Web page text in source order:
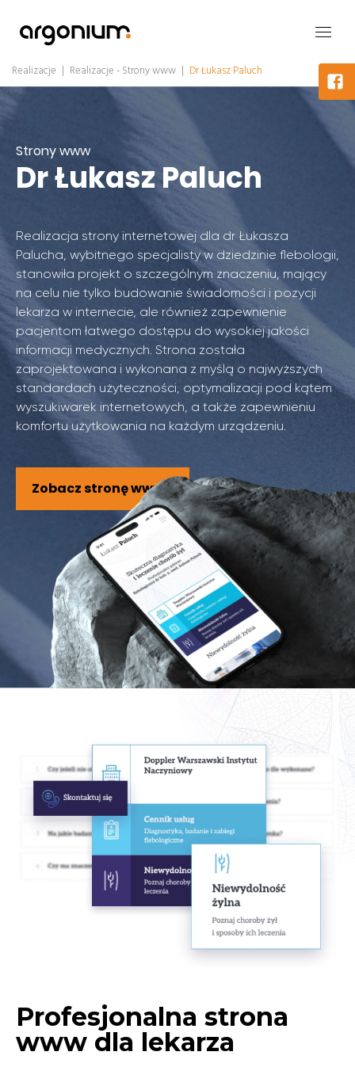
Realizacje | Realizacje - Strony www | Dr Łukasz Paluch
Strony www
Dr Łukasz Paluch
Realizacja strony internetowej dla dr Łukasza
Palucha, wybitnego specjalisty w dziedzinie flebologii,
stanowiła projekt o szczególnym znaczeniu, mający
na celu nie tylko budowanie świadomości i pozycji
lekarza w internecie, ale również zapewnienie
pacjentom łatwego dostępu do wysokiej jakości
informacji medycznych. Strona została
zaprojektowana i wykonana z myślą o najwyższych
standardach użyteczności, optymalizacji pod kątem
wyszukiwarek internetowych, a także zapewnieniu
komfortu użytkowania na każdym urządzeniu.
Zobacz stronę www >
Profesjonalna strona
www dla lekarza